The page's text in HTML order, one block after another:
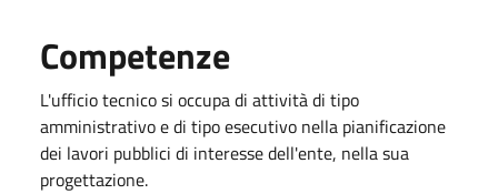
Competenze
L'ufficio tecnico si occupa di attività di tipo
amministrativo e di tipo esecutivo nella pianificazione
dei lavori pubblici di interesse dell'ente, nella sua
progettazione.